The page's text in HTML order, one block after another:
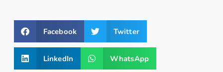
Facebook Twitter
LinkedIn WhatsApp